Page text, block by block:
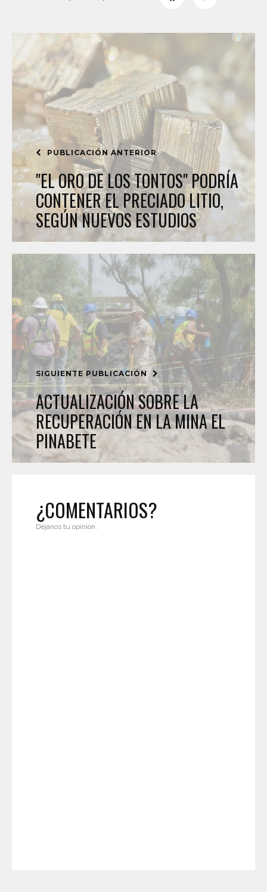
PUBLICACIÓN ANTERIOR
"EL ORO DE LOS TONTOS" PODRÍA
CONTENER EL PRECIADO LITIO,
SEGÚN NUEVOS ESTUDIOS
SIGUIENTE PUBLICACIÓN
ACTUALIZACIÓN SOBRE LA
RECUPERACIÓN EN LA MINA EL
PINABETE
¿COMENTARIOS?
Déjanos tu opinión.